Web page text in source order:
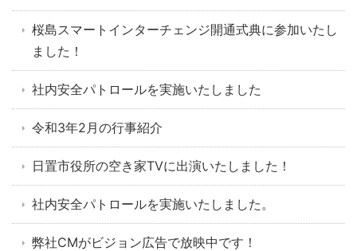
桜島スマートインターチェンジ開通式典に参加いたし
ました！
社内安全パトロールを実施いたしました
令和3年2月の行事紹介
日置市役所の空き家TVに出演いたしました！
社内安全パトロールを実施いたしました。
弊社CMがビジョン広告で放映中です！